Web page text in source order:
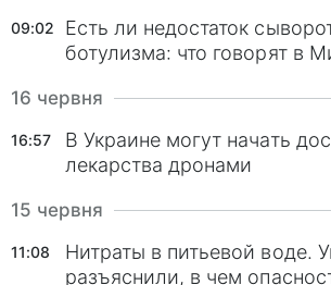
09:02
Есть ли недостаток
ботулизма: что говорят в
16 червня
16:57
В Украине могут начать
лекарства дронами
15 червня
11:08
Нитраты в питьевой воде.
разъяснили, в чем